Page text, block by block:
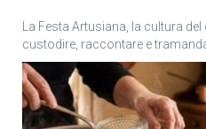
La Festa Artusiana, la cultura
custodire, raccontare e